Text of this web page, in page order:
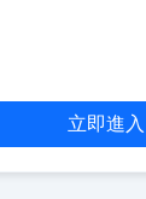
立即進入